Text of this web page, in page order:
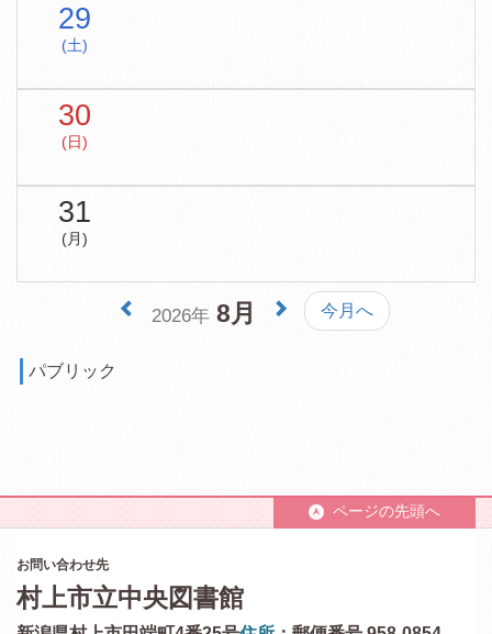
29
(土)
30
(日)
31
(月)
2026年8月 今月へ
パブリック
ページの先頭へ
お問い合わせ先
村上市立中央図書館